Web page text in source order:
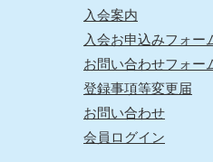
入会案内
入会お申込みフォー
お問い合わせフォー
登録事項等変更届
お問い合わせ
会員ログイン